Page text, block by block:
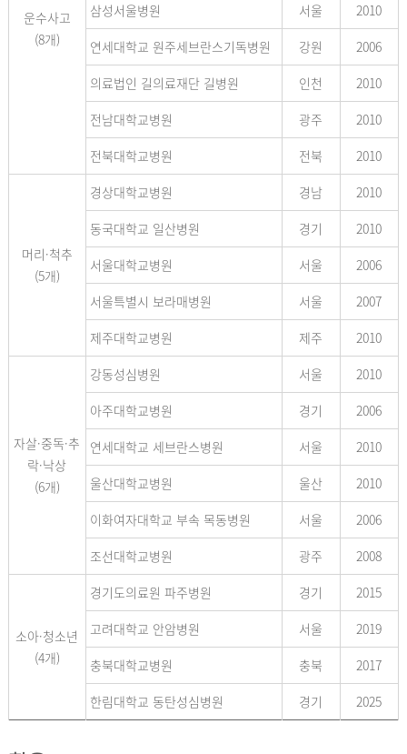
운수사고
(8개)
삼성서울병원
서울
2010
연세대학교 원주세브란스기독병원
강원
2006
의료법인 길의료재단 길병원
인천
2010
전남대학교병원
광주
2010
전북대학교병원
전북 2010
머리·척추
(5개)
경상대학교병원 경남
2010
동국대학교 일산병원
경기
2010
서울대학교병원
서울
2006
서울특별시 보라매병원
서울
2007
제주대학교병원
제주 2010
자살·중독·추
락·낙상
(6개)
강동성심병원 서울
2010
아주대학교병원
경기
2006
연세대학교 세브란스병원
서울
2010
울산대학교병원
울산
2010
이화여자대학교 부속 목동병원
서울
2006
조선대학교병원
광주 2008
소아·청소년
(4개)
경기도의료원 파주병원 경기
2015
고려대학교 안암병원
서울
2019
충북대학교병원
충북
2017
한림대학교 동탄성심병원
경기 2025